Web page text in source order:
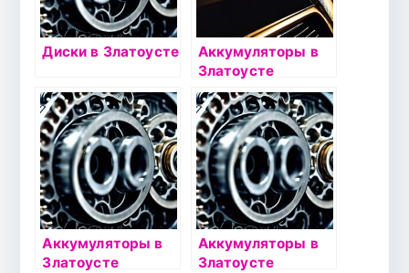
Диски в Златоусте
Аккумуляторы в
Златоусте
Аккумуляторы в
Златоусте
Аккумуляторы в
Златоусте